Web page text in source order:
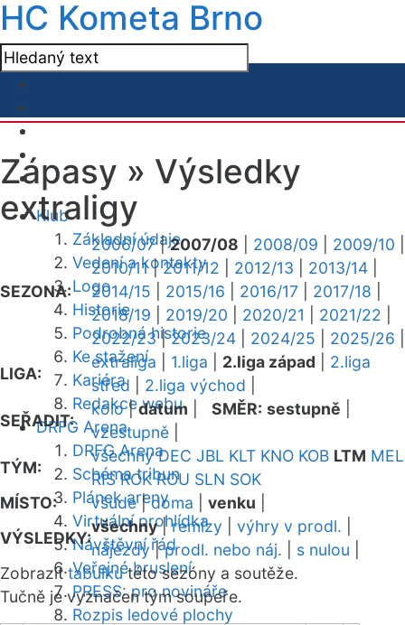
HC Kometa Brno
Klub
Základní údaje
Vedení a kontakty
Logo
Historie
Podrobná historie
Ke stažení
Kariéra
Redakce webu
DRFG Arena
DRFG Arena
Schéma tribun
Plánek areny
Virtuální prohlídka
Návštěvní řád
Veřejné bruslení
PRESS: pro novináře
Rozpis ledové plochy
Zápasy » Výsledky
extraligy
SEZONA:
2006/07|2007/08 2008/09 2009/10
2010/11|2011/12 2012/13 2013/14
2014/15
2015/16 2016/17 2017/18
2018/19
2019/20 2020/21 2021/22
2022/23|2023/24 2024/25 2025/26
LIGA:
extraliga 1.liga 2.liga západ
2.liga
střed
2.liga východ
SEŘADIT:
kolo|datum SMĚR: sestupně
vzestupně
TÝM:
všechny DEC JBL KLT KNO KOB LTM MEL
RIS ROK ROU SLN SOK
MÍSTO:
všude|doma venku
VÝSLEDKY:
všechny|remízy výhry v prodl.
nájezdy|prodl. nebo náj. s nulou
Zobrazittabulkutéto sezóny a soutěže.
Tučně je vyznačen tým soupeře.